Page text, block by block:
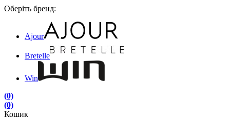
Оберіть бренд:
Ajour
Bretelle
Win
(0)
(0)
Кошик